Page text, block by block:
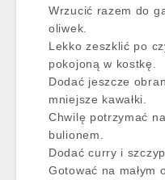
Wrzucić razem do
oliwek.
Lekko zeszklić po
pokojoną w kostkę.
Dodać jeszcze
mniejsze kawałki.
Chwilę potrzymać
bulionem.
Dodać curry i
Gotować na małym